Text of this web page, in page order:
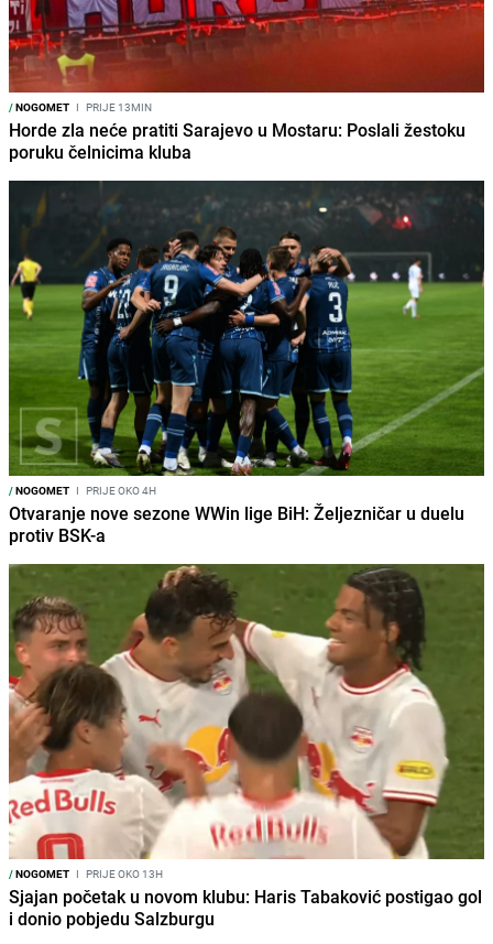
/NOGOMET I PRIJE 13MIN
Horde zla neće pratiti Sarajevo u Mostaru: Poslali žestoku
poruku čelnicima kluba
/NOGOMET I PRIJE OKO 4H
Otvaranje nove sezone WWin lige BiH: Željezničar u duelu
protiv BSK-a
/NOGOMET I PRIJE OKO 13H
Sjajan početak u novom klubu: Haris Tabaković postigao gol
i donio pobjedu Salzburgu